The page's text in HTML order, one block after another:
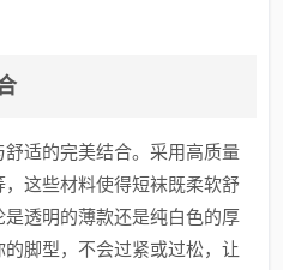
适的完美结合。采用高质量
这些材料使得短袜既柔软舒
透明的薄款还是纯白色的厚
脚型，不会过紧或过松，让